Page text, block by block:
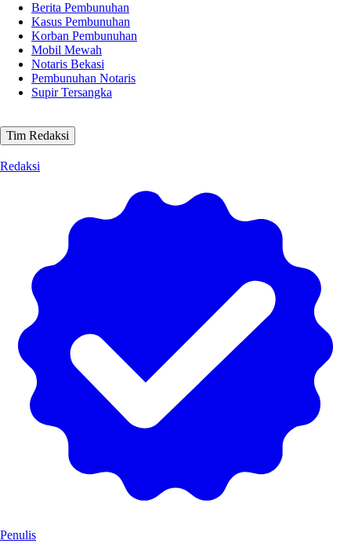
Berita Pembunuhan
Kasus Pembunuhan
Korban Pembunuhan
Mobil Mewah
Notaris Bekasi
Pembunuhan Notaris
Supir Tersangka
Tim Redaksi
Redaksi
Penulis